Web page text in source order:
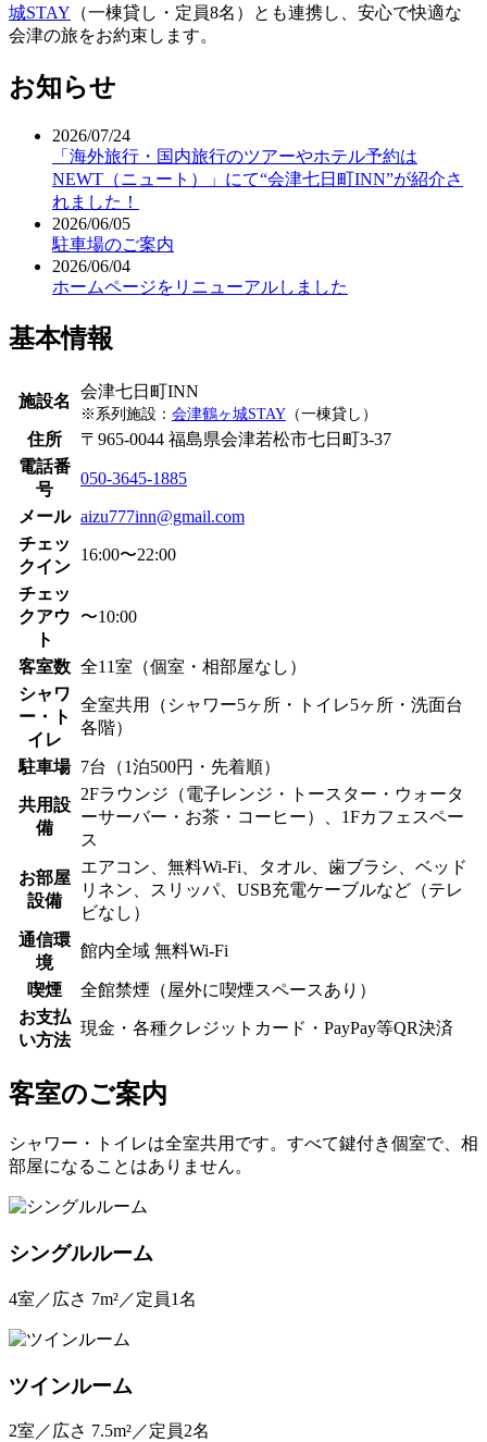
城STAY （一棟貸し・定員8名）とも連携し、安心で快適な
会津の旅をお約束します。
お知らせ
2026/07/24
「海外旅行・国内旅行のツアーやホテル予約は
NEWT（ニュート）」にて“会津七日町INN”が紹介さ
れました！
2026/06/05
駐車場のご案内
2026/06/04
ホームページをリニューアルしました
基本情報
施設名
会津七日町INN
※系列施設： 会津鶴ヶ城STAY （一棟貸し）
住所
〒965-0044 福島県会津若松市七日町3-37
電話番
号
050-3645-1885
メール aizu777inn@gmail.com
チェッ
クイン
16:00〜22:00
チェッ
クアウ
ト
〜10:00
客室数 全11室（個室・相部屋なし）
シャワ
ー・ト
イレ
全室共用（シャワー5ヶ所・トイレ5ヶ所・洗面台
各階）
駐車場 7台（1泊500円・先着順）
共用設
備
2Fラウンジ（電子レンジ・トースター・ウォータ
ーサーバー・お茶・コーヒー）、1Fカフェスペー
ス
お部屋
設備
エアコン、無料Wi-Fi、タオル、歯ブラシ、ベッド
リネン、スリッパ、USB充電ケーブルなど（テレ
ビなし）
通信環
境
館内全域 無料Wi-Fi
喫煙
全館禁煙（屋外に喫煙スペースあり）
お支払
い方法
現金・各種クレジットカード・PayPay等QR決済
客室のご案内
シャワー・トイレは全室共用です。すべて鍵付き個室で、相
部屋になることはありません。
シングルルーム
4室／広さ 7m²／定員1名
ツインルーム
2室／広さ 7.5m²／定員2名